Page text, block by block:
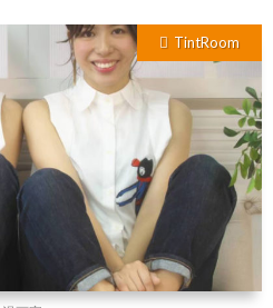
TintRoom